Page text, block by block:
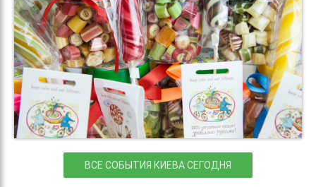
ВСЕ СОБЫТИЯ КИЕВА СЕГОДНЯ